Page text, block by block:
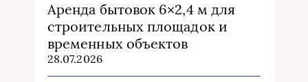
Аренда бытовок 6×2,4 м для
строительных площадок и
временных объектов
28.07.2026